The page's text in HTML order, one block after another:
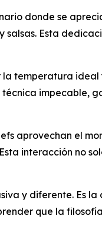
donde se
Esta
temperatura
impecable,
aprovechan el
interacción no
y diferente. Es
que la